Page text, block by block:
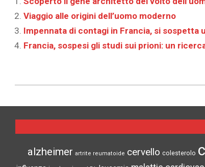
Viaggio alle origini dell’uomo moderno
Impennata di contagi in Francia, si sospetta
Francia, sospesi gli studi sui prioni: un
alzheimer artrite reumatoide cervello colesterolo